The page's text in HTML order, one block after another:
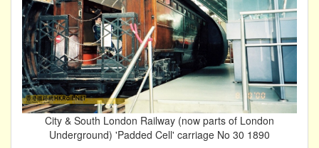
City & South London Railway (now parts of London
Underground) 'Padded Cell' carriage No 30 1890